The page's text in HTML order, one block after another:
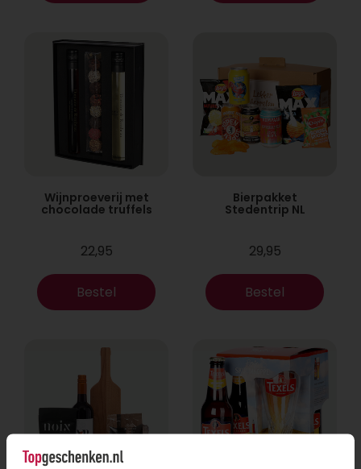
Wijnproeverij met
chocolade truffels
22,95
Bestel
Bierpakket
Stedentrip NL
29,95
Bestel